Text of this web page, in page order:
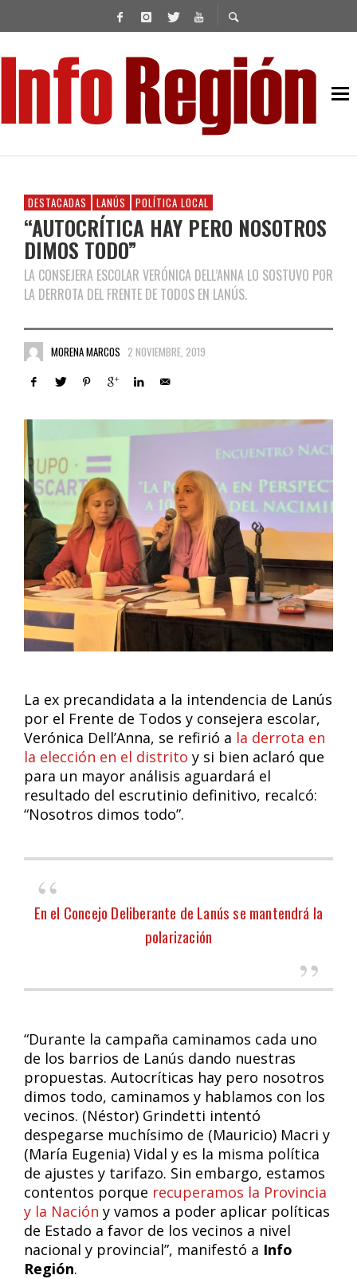
DESTACADAS LANÚS POLÍTICA LOCAL
“AUTOCRÍTICA HAY PERO NOSOTROS
DIMOS TODO”
LA CONSEJERA ESCOLAR VERÓNICA DELL’ANNA LO SOSTUVO POR
LA DERROTA DEL FRENTE DE TODOS EN LANÚS.
MORENA MARCOS 2 NOVIEMBRE, 2019
La ex precandidata a la intendencia de Lanús
por el Frente de Todos y consejera escolar,
Verónica Dell’Anna, se refirió a la derrota en
la elección en el distrito y si bien aclaró que
para un mayor análisis aguardará el
resultado del escrutinio definitivo, recalcó:
“Nosotros dimos todo”.
En el Concejo Deliberante de Lanús se mantendrá la
polarización
“Durante la campaña caminamos cada uno
de los barrios de Lanús dando nuestras
propuestas. Autocríticas hay pero nosotros
dimos todo, caminamos y hablamos con los
vecinos. (Néstor) Grindetti intentó
despegarse muchísimo de (Mauricio) Macri y
(María Eugenia) Vidal y es la misma política
de ajustes y tarifazo. Sin embargo, estamos
contentos porque recuperamos la Provincia
y la Nación y vamos a poder aplicar políticas
de Estado a favor de los vecinos a nivel
nacional y provincial”, manifestó a Info
Región.